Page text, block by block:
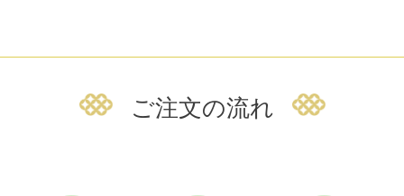
ご注文の流れ